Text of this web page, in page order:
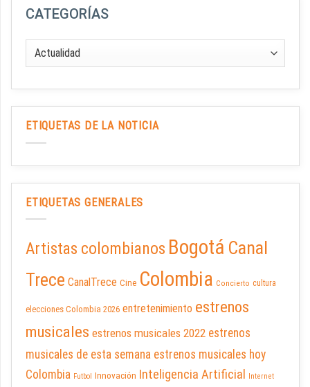
CATEGORÍAS
ETIQUETAS DE LA NOTICIA
ETIQUETAS GENERALES
Artistas colombianos Bogotá Canal
Trece CanalTrece Cine Colombia Concierto cultura
elecciones Colombia 2026 entretenimiento estrenos
musicales estrenos musicales 2022 estrenos
musicales de esta semana estrenos musicales hoy
Colombia Futbol Innovación Inteligencia Artificial Internet